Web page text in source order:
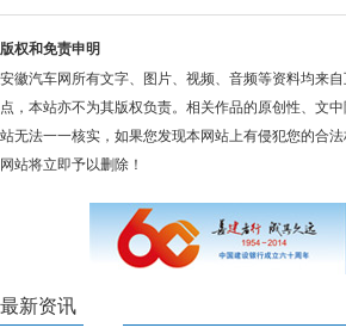
版权和免责申明
安徽汽车网所有文字、图片、视频、音频等资料均来
点，本站亦不为其版权负责。相关作品的原创性、文
站无法一一核实，如果您发现本网站上有侵犯您的合
网站将立即予以删除！
最新资讯